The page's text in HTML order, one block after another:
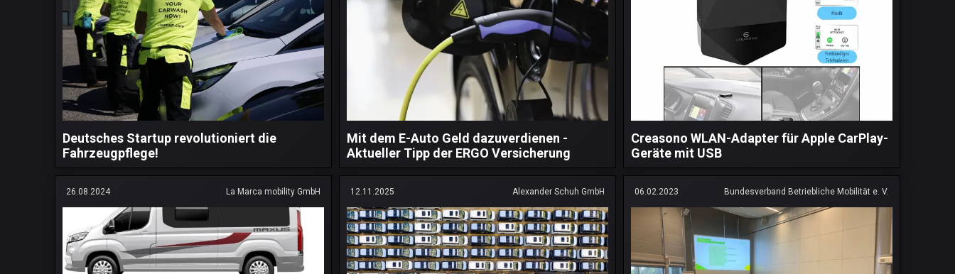
Deutsches Startup revolutioniert die
Fahrzeugpflege!
Mit dem E-Auto Geld dazuverdienen -
Aktueller Tipp der ERGO Versicherung
Creasono WLAN-Adapter für Apple CarPlay-
Geräte mit USB
26.08.2024 La Marca mobility GmbH 12.11.2025 Alexander Schuh GmbH 06.02.2023 Bundesverband Betriebliche Mobilität e. V.